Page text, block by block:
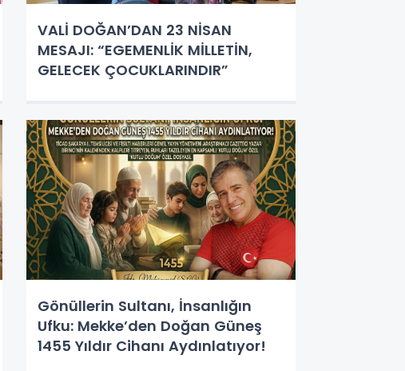
VALİ DOĞAN’DAN 23 NİSAN
MESAJI: “EGEMENLİK MİLLETİN,
GELECEK ÇOCUKLARINDIR”
Gönüllerin Sultanı, İnsanlığın
Ufku: Mekke’den Doğan Güneş
1455 Yıldır Cihanı Aydınlatıyor!